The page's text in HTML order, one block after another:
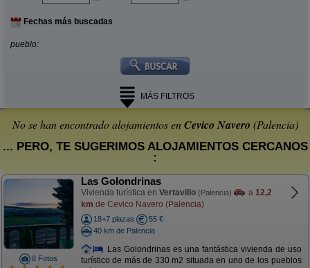
Fechas más buscadas
pueblo:
MÁS FILTROS
No se han encontrado alojamientos enCevico Navero (Palencia)
... PERO, TE SUGERIMOS ALOJAMIENTOS CERCANOS
:
8 Fotos
Las Golondrinas
Vivienda turística en Vertavillo (Palencia) a 12,2
km de Cevico Navero (Palencia)
18+7 plazas
55 €
40 km de Palencia
Las Golondrinas es una fantástica vivienda de uso
turístico de más de 330 m2 situada en uno de los pueblos